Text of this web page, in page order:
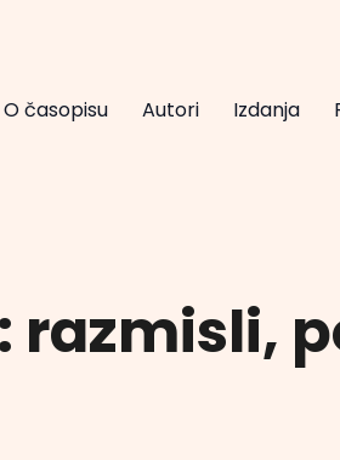
O časopisu Autori Izdanja